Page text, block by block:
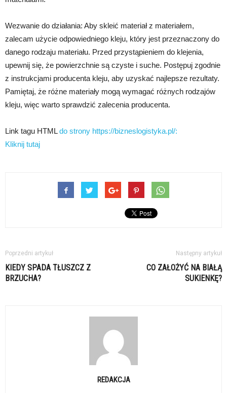
Wezwanie do działania: Aby skleić materiał z materiałem,
zalecam użycie odpowiedniego kleju, który jest przeznaczony do
danego rodzaju materiału. Przed przystąpieniem do klejenia,
upewnij się, że powierzchnie są czyste i suche. Postępuj zgodnie
z instrukcjami producenta kleju, aby uzyskać najlepsze rezultaty.
Pamiętaj, że różne materiały mogą wymagać różnych rodzajów
kleju, więc warto sprawdzić zalecenia producenta.
Link tagu HTMLdo strony https://bizneslogistyka.pl/:
Kliknij tutaj
Poprzedni artykuł
KIEDY SPADA TŁUSZCZ Z
BRZUCHA?
Następny artykuł
CO ZAŁOŻYĆ NA BIAŁĄ
SUKIENKĘ?
REDAKCJA